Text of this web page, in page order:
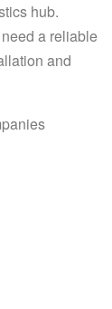
hub.
a reliable
and